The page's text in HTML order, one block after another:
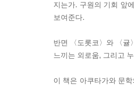
지는가. 구원의 기회 앞
보여준다.
반면 〈도롯코〉와 〈귤
느끼는 외로움, 그리고
이 책은 아쿠타가와 문